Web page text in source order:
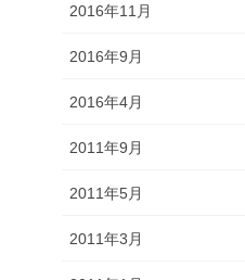
2016年11月
2016年9月
2016年4月
2011年9月
2011年5月
2011年3月